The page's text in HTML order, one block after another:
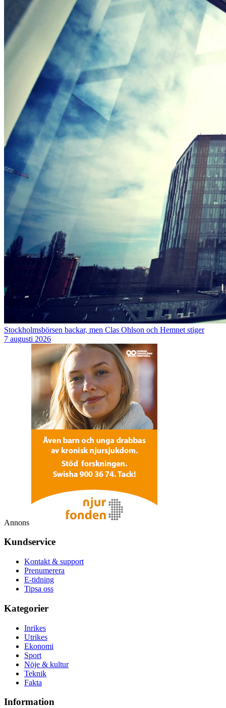
Stockholmsbörsen backar, men Clas Ohlson och Hemnet stiger
7 augusti 2026
Annons
Kundservice
Kontakt & support
Prenumerera
E-tidning
Tipsa oss
Kategorier
Inrikes
Utrikes
Ekonomi
Sport
Nöje & kultur
Teknik
Fakta
Information